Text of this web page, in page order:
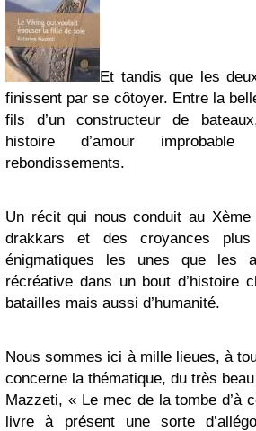
Et tandis que les
finissent par se côtoyer. Entre la
fils d’un constructeur de
histoire d’amour
rebondissements.
Un récit qui nous conduit au
drakkars et des croyances plus
énigmatiques les unes que les
récréative dans un bout d’histoire
batailles mais aussi d’humanité.
Nous sommes ici à mille lieues, à
concerne la thématique, du très
Mazzeti, « Le mec de la tombe d’à
livre à présent une sorte